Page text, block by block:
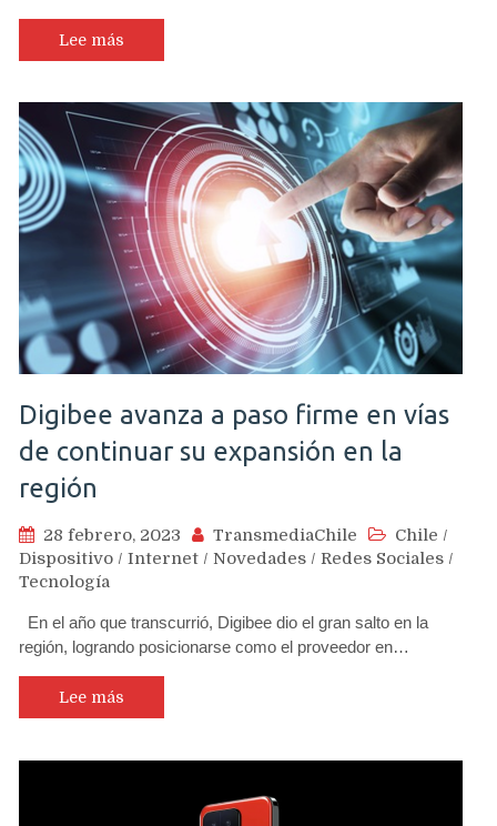
Lee más
Digibee avanza a paso firme en vías
de continuar su expansión en la
región
28 febrero, 2023 TransmediaChile Chile /
Dispositivo / Internet / Novedades / Redes Sociales /
Tecnología
En el año que transcurrió, Digibee dio el gran salto en la
región, logrando posicionarse como el proveedor en…
Lee más